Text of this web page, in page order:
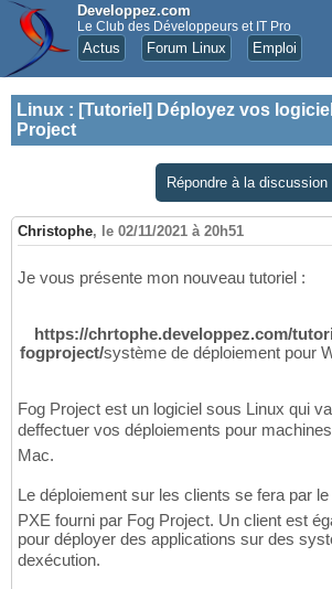
Developpez.com
Le Club des Développeurs et IT Pro
Actus Forum Linux Emploi
Linux : [Tutoriel] Déployez vos
Project
Répondre à la discussion
Christophe, le 02/11/2021 à 20h51
Je vous présente mon nouveau tutoriel :
https://chrtophe.developpez.com/
fogproject/système de déploiement pour
Fog Project est un logiciel sous Linux qui
deffectuer vos déploiements pour
Mac.
Le déploiement sur les clients se fera par le
PXE fourni par Fog Project. Un client est
pour déployer des applications sur des
dexécution.